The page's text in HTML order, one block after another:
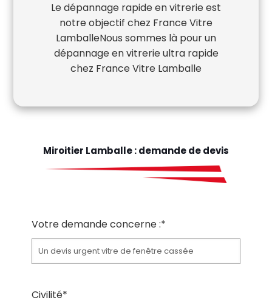
Le dépannage rapide en vitrerie est
notre objectif chez France Vitre
LamballeNous sommes là pour un
dépannage en vitrerie ultra rapide
chez France Vitre Lamballe
Miroitier Lamballe : demande de devis
Votre demande concerne :*
Civilité*